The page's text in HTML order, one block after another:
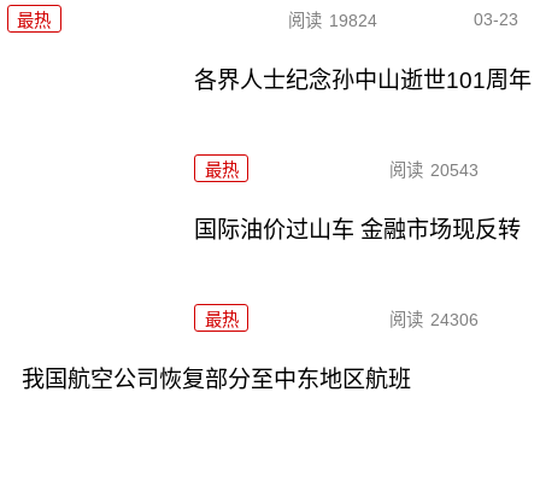
最热 阅读 19824 03-23
各界人士纪念孙中山逝世101周年
最热 阅读 20543
国际油价过山车 金融市场现反转
最热 阅读 24306
我国航空公司恢复部分至中东地区航班